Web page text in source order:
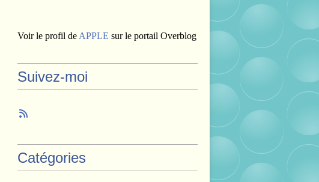
Voir le profil de APPLE sur le portail Overblog
Suivez-moi
Catégories